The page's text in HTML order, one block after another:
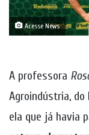
Acesse News
A professora
Agroindústria, do
ela que já havia